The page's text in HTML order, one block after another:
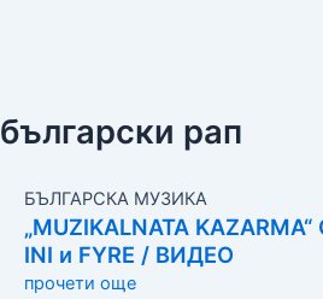
български рап
БЪЛГАРСКА МУЗИКА
„MUZIKALNATA
INI и FYRE / ВИДЕО
прочети още